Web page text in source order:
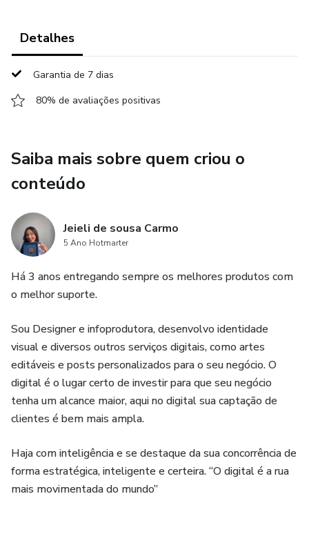
Detalhes
Garantia de 7 dias
80% de avaliações positivas
Saiba mais sobre quem criou o
conteúdo
Jeieli de sousa Carmo
5 Ano Hotmarter
Há 3 anos entregando sempre os melhores produtos com
o melhor suporte.
Sou Designer e infoprodutora, desenvolvo identidade
visual e diversos outros serviços digitais, como artes
editáveis e posts personalizados para o seu negócio. O
digital é o lugar certo de investir para que seu negócio
tenha um alcance maior, aqui no digital sua captação de
clientes é bem mais ampla.
Haja com inteligência e se destaque da sua concorrência de
forma estratégica, inteligente e certeira. “O digital é a rua
mais movimentada do mundo”